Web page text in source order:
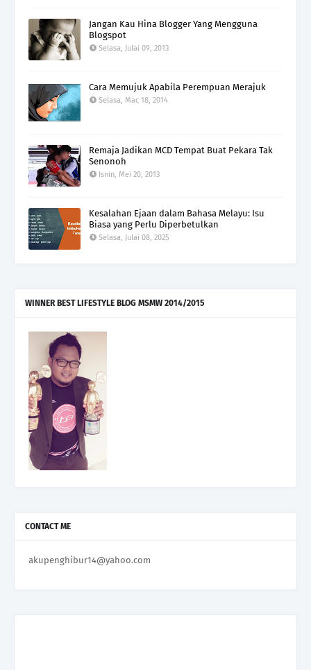
Jangan Kau Hina Blogger Yang Mengguna
Blogspot
Selasa, Julai 09, 2013
Cara Memujuk Apabila Perempuan Merajuk
Selasa, Mac 18, 2014
Remaja Jadikan MCD Tempat Buat Pekara Tak
Senonoh
Isnin, Mei 20, 2013
Kesalahan Ejaan dalam Bahasa Melayu: Isu
Biasa yang Perlu Diperbetulkan
Selasa, Julai 08, 2025
WINNER BEST LIFESTYLE BLOG MSMW 2014/2015
CONTACT ME
akupenghibur14@yahoo.com